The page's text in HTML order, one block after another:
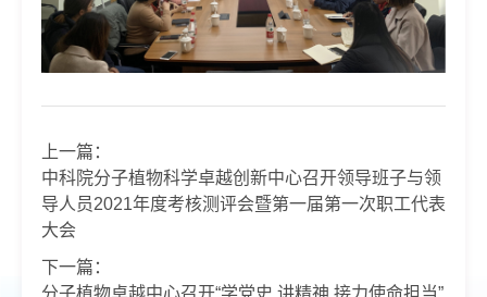
上一篇：
中科院分子植物科学卓越创新中心召开领导班子与领
导人员2021年度考核测评会暨第一届第一次职工代表
大会
下一篇：